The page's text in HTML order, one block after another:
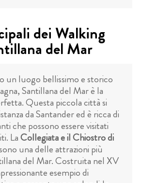
dei Walking
del Mar
un luogo bellissimo e storico
Santillana del Mar è la
Questa piccola città si
da Santander ed è ricca di
che possono essere visitati
LaCollegiata e il Chiostro di
una delle attrazioni più
del Mar. Costruita nel XV
esempio di